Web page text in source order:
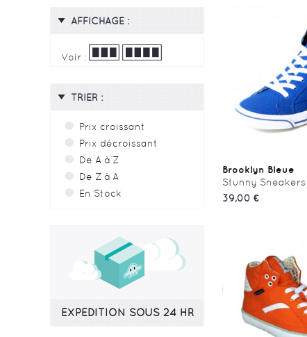
AFFICHAGE :
Voir :
TRIER :
Prix croissant
Prix décroissant
De A à Z
De Z à A
En Stock
EXPÉDITION SOUS 24 HR
Brooklyn Bleue
Stunny Sneakers
39,00 €